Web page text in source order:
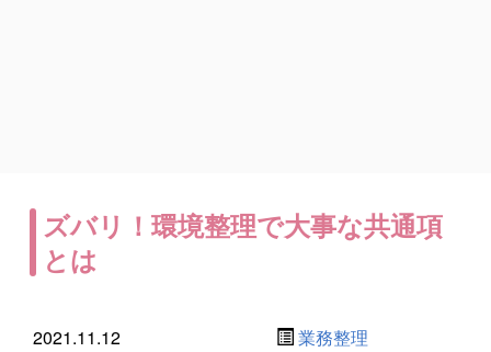
ズバリ！環境整理で大事な共通項
とは
2021.11.12 業務整理